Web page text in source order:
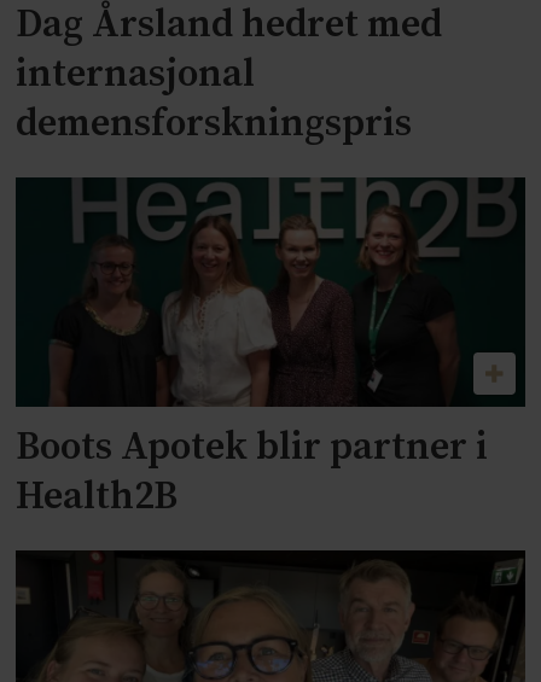
Dag Årsland hedret med
internasjonal
demensforskningspris
Boots Apotek blir partner i
Health2B